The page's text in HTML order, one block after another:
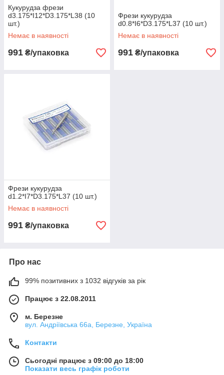
Кукурудза фрези
d3.175*I12*D3.175*L38 (10
шт.)
Немає в наявності
991 ₴/упаковка
Фрези кукурудза
d0.8*I6*D3.175*L37 (10 шт.)
Немає в наявності
991 ₴/упаковка
Фрези кукурудза
d1.2*I7*D3.175*L37 (10 шт.)
Немає в наявності
991 ₴/упаковка
Про нас
99% позитивних з 1032 відгуків за рік
Працює з 22.08.2011
м. Березне
вул. Андріївська 66а, Березне, Україна
Контакти
Сьогодні працює з 09:00 до 18:00
Показати весь графік роботи